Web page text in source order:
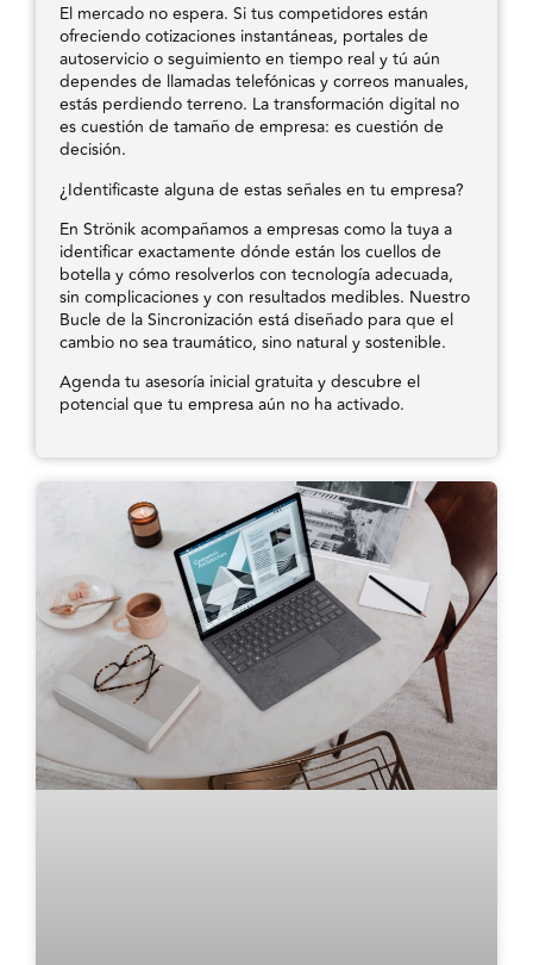
El mercado no espera. Si tus competidores están
ofreciendo cotizaciones instantáneas, portales de
autoservicio o seguimiento en tiempo real y tú aún
dependes de llamadas telefónicas y correos manuales,
estás perdiendo terreno. La transformación digital no
es cuestión de tamaño de empresa: es cuestión de
decisión.
¿Identificaste alguna de estas señales en tu empresa?
En Strönik acompañamos a empresas como la tuya a
identificar exactamente dónde están los cuellos de
botella y cómo resolverlos con tecnología adecuada,
sin complicaciones y con resultados medibles. Nuestro
Bucle de la Sincronización está diseñado para que el
cambio no sea traumático, sino natural y sostenible.
Agenda tu asesoría inicial gratuita y descubre el
potencial que tu empresa aún no ha activado.